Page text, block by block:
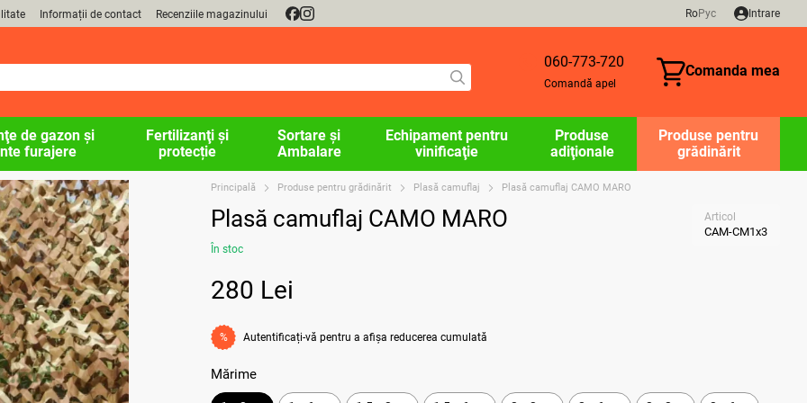
Informații de contact Recenziile magazinului RoРус Intrare
060-773-720
Comandă apel
Comanda mea
de gazon şi
furajere
Fertilizanţi și
protecție
Sortare și
Ambalare
Echipament pentru
vinificaţie
Produse
adiţionale
Produse pentru
grădinărit
Principală Produse pentru grădinărit Plasă camuflaj Plasă camuflaj CAMO MARO
Plasă camuflaj CAMO MARO Articol
CAM-CM1x3
În stoc
280 Lei
% Autentificați-vă pentru a afișa reducerea cumulată
Mărime